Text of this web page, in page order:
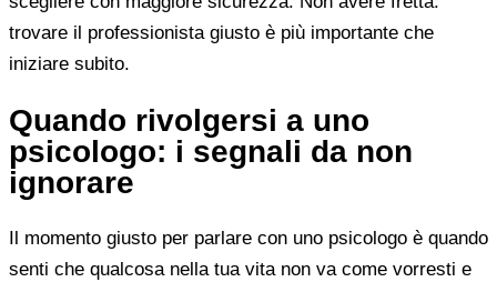
trovare il professionista giusto è più importante che
iniziare subito.
Quando rivolgersi a uno
psicologo: i segnali da non
ignorare
Il momento giusto per parlare con uno psicologo è quando
senti che qualcosa nella tua vita non va come vorresti e